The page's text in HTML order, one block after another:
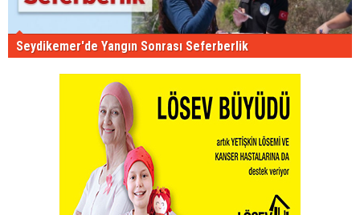
Seydikemer'de Yangın Sonrası Seferberlik